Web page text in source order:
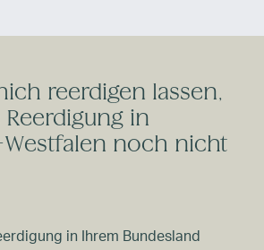
reerdigen lassen,
in
noch nicht
in Ihrem Bundesland